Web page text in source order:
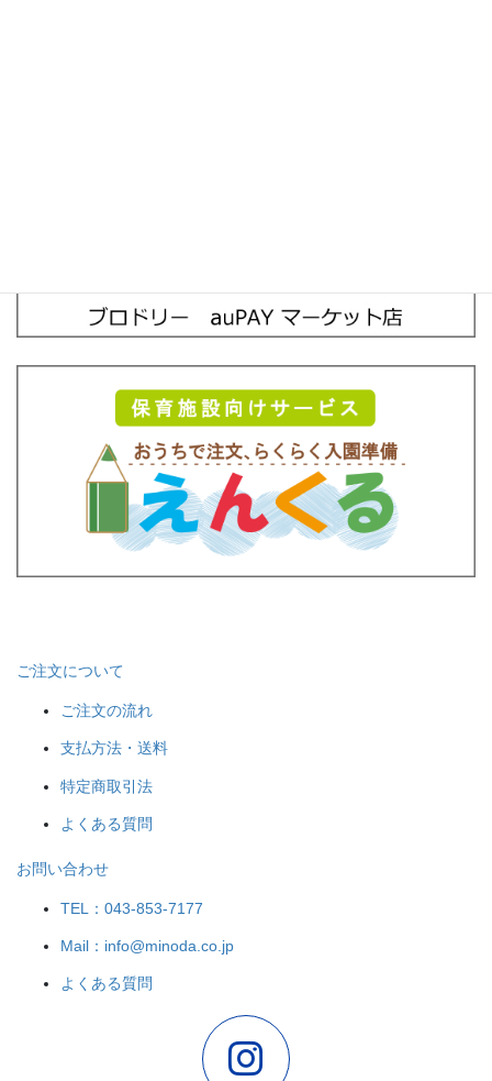
ご注文について
ご注文の流れ
支払方法・送料
特定商取引法
よくある質問
お問い合わせ
TEL：043-853-7177
Mail：info@minoda.co.jp
よくある質問